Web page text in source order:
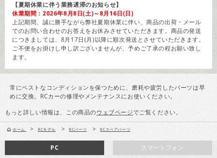
【夏期休業に伴う業務遅滞のお知らせ】
休業期間：2026年8月8日(土)～8月16日(日)
上記期間、誠に勝手ながら弊社夏期休業に伴い、商品の出荷・メール
でのお問い合わせのお答えをお休みさせていただきます。商品の発送
につきましては、8月17日(月)以降に順次発送とさせていただきます。
ご不便をお掛けし申し訳ございませんが、予めご了承の程お願い致し
ます。
常にベストなコンディションを保つために、磨耗や疲労したパーツは早
めに交換。RCカーの修理やメンテナンスにお使いください。
もっと詳しい情報は、この商品のウェブページでご覧ください。
ホーム > RCモデル > RCパーツ > RCスペアパーツ
スマートフォン
PC